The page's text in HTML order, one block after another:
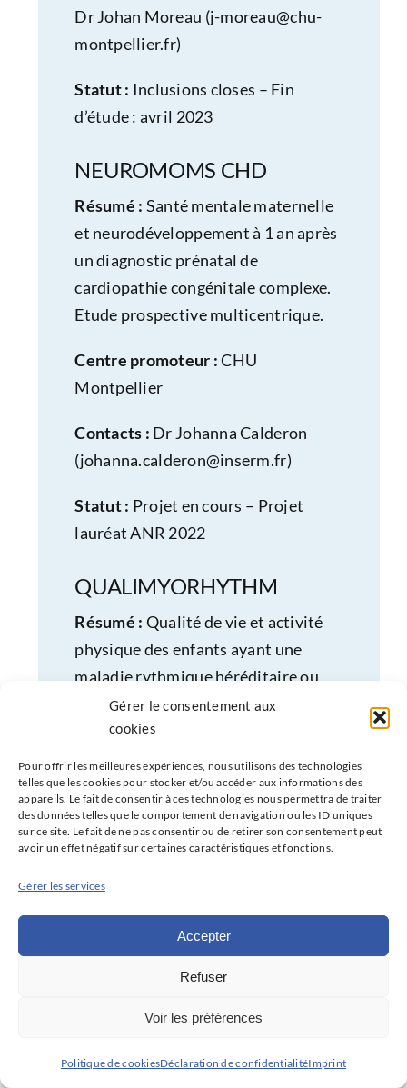
Gérer le consentement aux
cookies
Pour offrir les meilleures expériences, nous utilisons des technologies
telles que les cookies pour stocker et/ou accéder aux informations des
appareils. Le fait de consentir à ces technologies nous permettra de traiter
des données telles que le comportement de navigation ou les ID uniques
sur ce site. Le fait de ne pas consentir ou de retirer son consentement peut
avoir un effet négatif sur certaines caractéristiques et fonctions.
Gérer les services
Accepter
Refuser
Voir les préférences
Politique de cookiesDéclaration de confidentialitéImprint
Dr Johan Moreau (j-moreau@chu-
montpellier.fr)
Statut : Inclusions closes – Fin
d’étude : avril 2023
NEUROMOMS CHD
Résumé : Santé mentale maternelle
et neurodéveloppement à 1 an après
un diagnostic prénatal de
cardiopathie congénitale complexe.
Etude prospective multicentrique.
Centre promoteur :CHU
Montpellier
Contacts : Dr Johanna Calderon
(johanna.calderon@inserm.fr)
Statut : Projet en cours – Projet
lauréat ANR 2022
QUALIMYORHYTHM
Résumé : Qualité de vie et activité
physique des enfants ayant une
maladie rythmique héréditaire ou
une cardiomyopathie d’origine
génétique : étude multicentrique
prospective contrôlée.
Centre promoteur :CHU
Montpellier
Dr VINCENTI Marie (
vincenti@chu-montpellier.fr)
PedsQL 2-4 ans